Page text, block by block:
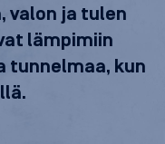
valon ja tulen
lämpimiin
tunnelmaa, kun